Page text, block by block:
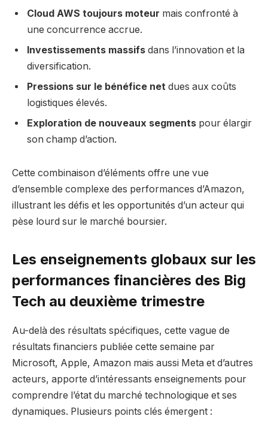
Cloud AWS toujours moteur mais confronté à
une concurrence accrue.
Investissements massifs dans l’innovation et la
diversification.
Pressions sur le bénéfice net dues aux coûts
logistiques élevés.
Exploration de nouveaux segments pour élargir
son champ d’action.
Cette combinaison d’éléments offre une vue
d’ensemble complexe des performances d’Amazon,
illustrant les défis et les opportunités d’un acteur qui
pèse lourd sur le marché boursier.
Les enseignements globaux sur les
performances financières des Big
Tech au deuxième trimestre
Au-delà des résultats spécifiques, cette vague de
résultats financiers publiée cette semaine par
Microsoft, Apple, Amazon mais aussi Meta et d’autres
acteurs, apporte d’intéressants enseignements pour
comprendre l’état du marché technologique et ses
dynamiques. Plusieurs points clés émergent :